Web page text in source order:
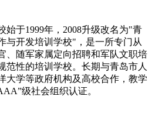
始于1999年，2008升级改名为"青
与开发培训学校"，是一所专门从
、随军家属定向招聘和军队文职培
范性的培训学校。长期与青岛市人
大学等政府机构及高校合作，教学
级社会组织认证。